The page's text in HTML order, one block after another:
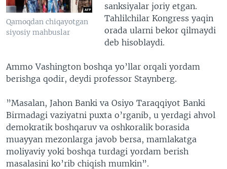
Qamoqdan chiqayotgan
siyosiy mahbuslar
sanksiyalar joriy etgan.
Tahlilchilar Kongress yaqin
orada ularni bekor qilmaydi
deb hisoblaydi.
Ammo Vashington boshqa yo’llar orqali yordam
berishga qodir, deydi professor Staynberg.
”Masalan, Jahon Banki va Osiyo Taraqqiyot Banki
Birmadagi vaziyatni puxta o’rganib, u yerdagi ahvol
demokratik boshqaruv va oshkoralik borasida
muayyan mezonlarga javob bersa, mamlakatga
moliyaviy yoki boshqa turdagi yordam berish
masalasini ko’rib chiqish mumkin”.